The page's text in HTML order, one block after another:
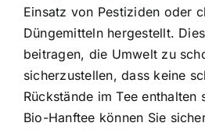
Einsatz von Pestiziden oder
Düngemitteln hergestellt.
beitragen, die Umwelt zu
sicherzustellen, dass keine
Rückstände im Tee enthalten
Bio-Hanftee können Sie